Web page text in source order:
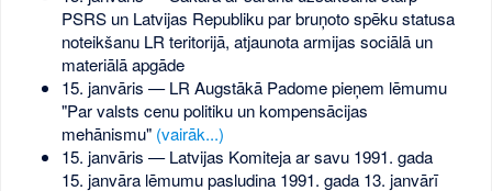
PSRS un Latvijas Republiku par bruņoto spēku statusa
noteikšanu LR teritorijā, atjaunota armijas sociālā un
materiālā apgāde
15. janvāris — LR Augstākā Padome pieņem lēmumu
"Par valsts cenu politiku un kompensācijas
mehānismu" (vairāk...)
15. janvāris — Latvijas Komiteja ar savu 1991. gada
15. janvāra lēmumu pasludina 1991. gada 13. janvārī